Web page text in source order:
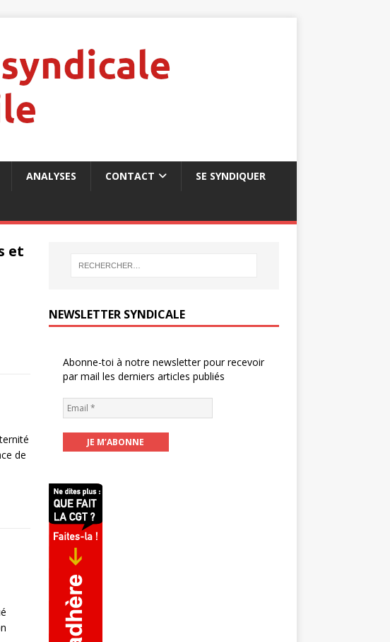
ANALYSES CONTACT SE SYNDIQUER
et
de
NEWSLETTER SYNDICALE
Abonne-toi à notre newsletter pour recevoir
par mail les derniers articles publiés